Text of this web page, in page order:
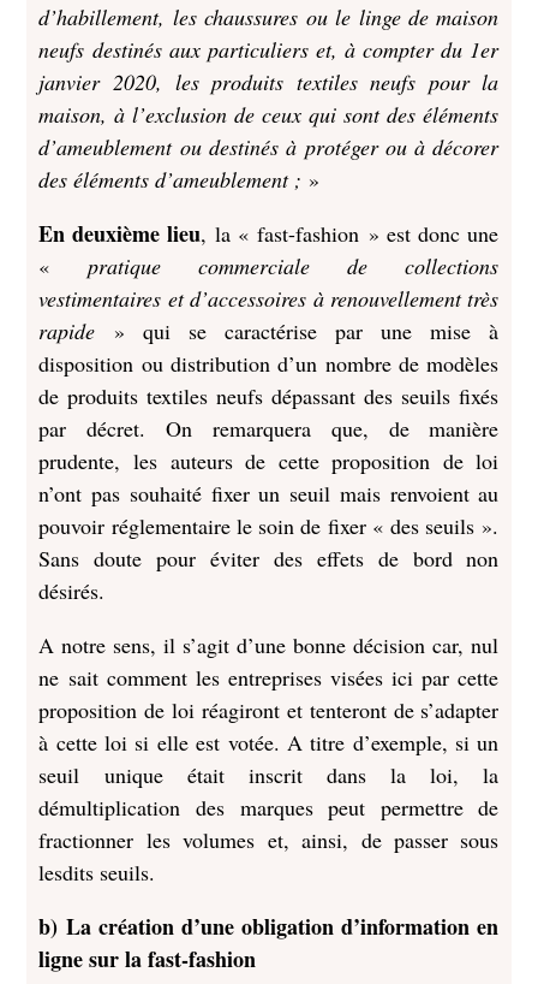
d’habillement, les chaussures ou le linge de maison
neufs destinés aux particuliers et, à compter du 1er
janvier 2020, les produits textiles neufs pour la
maison, à l’exclusion de ceux qui sont des éléments
d’ameublement ou destinés à protéger ou à décorer
des éléments d’ameublement ; »
En deuxième lieu, la « fast-fashion » est donc une
«pratique commerciale de collections
vestimentaires et d’accessoires à renouvellement très
rapide » qui se caractérise par une mise à
disposition ou distribution d’un nombre de modèles
de produits textiles neufs dépassant des seuils fixés
par décret. On remarquera que, de manière
prudente, les auteurs de cette proposition de loi
n’ont pas souhaité fixer un seuil mais renvoient au
pouvoir réglementaire le soin de fixer « des seuils ».
Sans doute pour éviter des effets de bord non
désirés.
A notre sens, il s’agit d’une bonne décision car, nul
ne sait comment les entreprises visées ici par cette
proposition de loi réagiront et tenteront de s’adapter
à cette loi si elle est votée. A titre d’exemple, si un
seuil unique était inscrit dans la loi, la
démultiplication des marques peut permettre de
fractionner les volumes et, ainsi, de passer sous
lesdits seuils.
b) La création d’une obligation d’information en
ligne sur la fast-fashion